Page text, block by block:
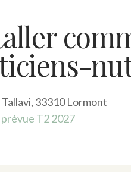
33310 Lormont
T2 2027